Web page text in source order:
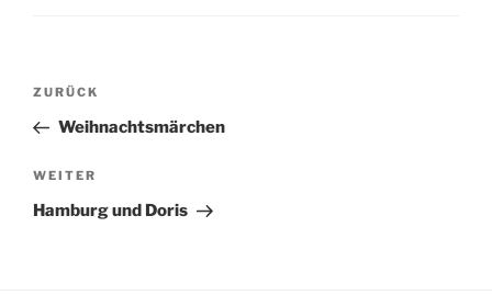
Beitragsnavigation
Vorheriger
Beitrag
ZURÜCK
Weihnachtsmärchen
Nächster
Beitrag
WEITER
Hamburg und Doris